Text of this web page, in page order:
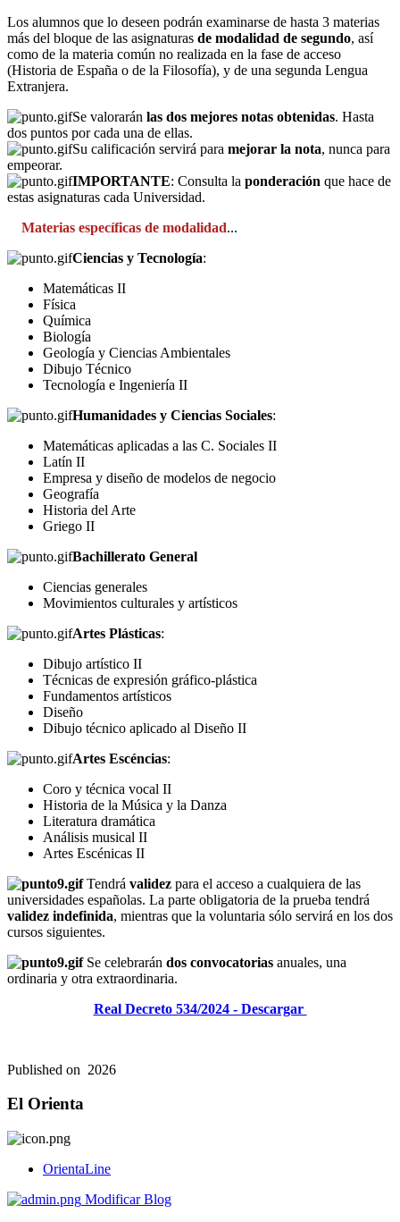
Los alumnos que lo deseen podrán examinarse de hasta 3 materias
más del bloque de las asignaturas de modalidad de segundo, así
como de la materia común no realizada en la fase de acceso
(Historia de España o de la Filosofía), y de una segunda Lengua
Extranjera.
Se valorarán las dos mejores notas obtenidas. Hasta
dos puntos por cada una de ellas.
Su calificación servirá para mejorar la nota, nunca para
empeorar.
IMPORTANTE: Consulta la ponderación que hace de
estas asignaturas cada Universidad.
Materias específicas de modalidad...
Ciencias y Tecnología:
Matemáticas II
Física
Química
Biología
Geología y Ciencias Ambientales
Dibujo Técnico
Tecnología e Ingeniería II
Humanidades y Ciencias Sociales:
Matemáticas aplicadas a las C. Sociales II
Latín II
Empresa y diseño de modelos de negocio
Geografía
Historia del Arte
Griego II
Bachillerato General
Ciencias generales
Movimientos culturales y artísticos
Artes Plásticas:
Dibujo artístico II
Técnicas de expresión gráfico-plástica
Fundamentos artísticos
Diseño
Dibujo técnico aplicado al Diseño II
Artes Escéncias:
Coro y técnica vocal II
Historia de la Música y la Danza
Literatura dramática
Análisis musical II
Artes Escénicas II
Tendrá validez para el acceso a cualquiera de las
universidades españolas. La parte obligatoria de la prueba tendrá
validez indefinida, mientras que la voluntaria sólo servirá en los dos
cursos siguientes.
Se celebrarán dos convocatorias anuales, una
ordinaria y otra extraordinaria.
Real Decreto 534/2024 - Descargar
Published on 2026
El Orienta
OrientaLine
Modificar Blog